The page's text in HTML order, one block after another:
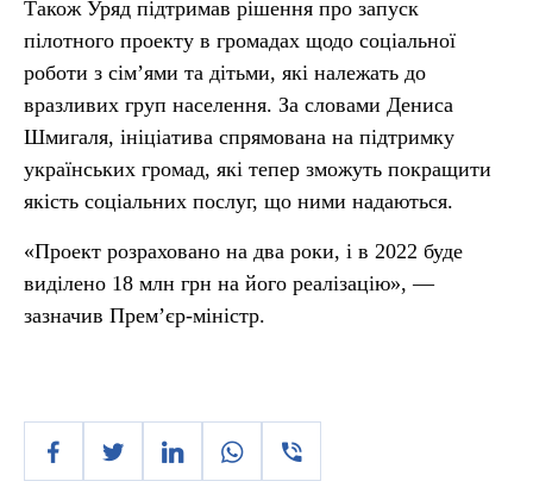
Також Уряд підтримав рішення про запуск
пілотного проекту в громадах щодо соціальної
роботи з сім’ями та дітьми, які належать до
вразливих груп населення. За словами Дениса
Шмигаля, ініціатива спрямована на підтримку
українських громад, які тепер зможуть покращити
якість соціальних послуг, що ними надаються.
«Проект розраховано на два роки, і в 2022 буде
виділено 18 млн грн на його реалізацію», —
зазначив Прем’єр-міністр.